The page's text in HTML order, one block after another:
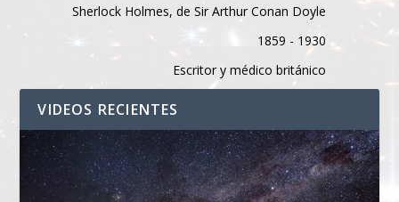
Sherlock Holmes, de Sir Arthur Conan Doyle
1859 - 1930
Escritor y médico británico
VIDEOS RECIENTES